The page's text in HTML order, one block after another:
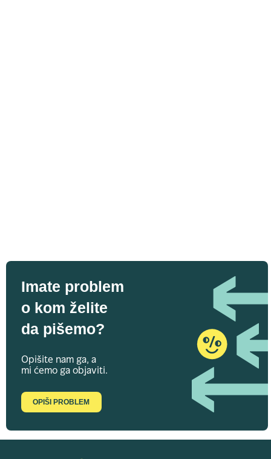
Imate problem
o kom želite
da pišemo?
Opišite nam ga, a
mi ćemo ga objaviti.
OPIŠI PROBLEM